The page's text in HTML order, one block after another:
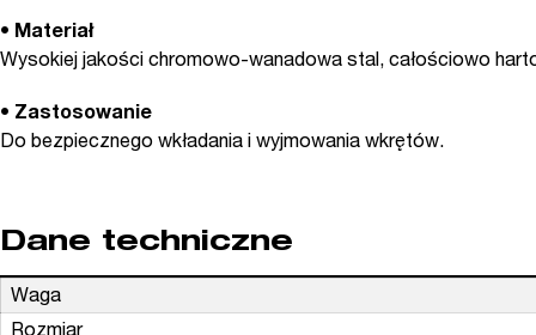
• Materiał
Wysokiej jakości chromowo-wanadowa stal, całościowo
• Zastosowanie
Do bezpiecznego wkładania i wyjmowania wkrętów.
Dane techniczne
Waga